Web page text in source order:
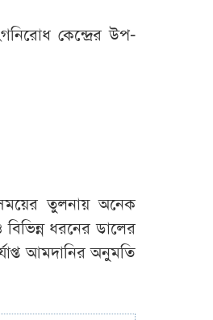
কেন্দ্রের উপ-
সময়ের তুলনায় অনেক
ধরনের ডালের
আমদানির অনুমতি